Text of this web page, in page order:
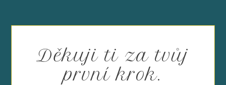
Děkuji ti za tvůj
první krok.